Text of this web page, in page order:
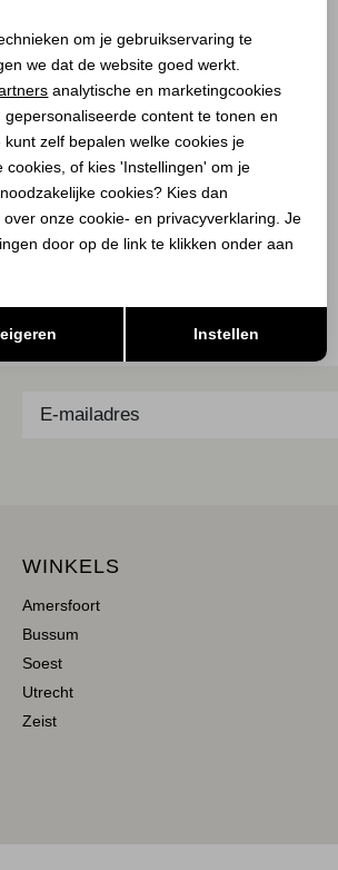
WINKELS
Amersfoort
Bussum
Soest
Utrecht
Zeist
Marketing cookies
om je gebruikservaring te
we dat de website goed werkt.
analytische en marketingcookies
content te tonen en
zelf bepalen welke cookies je
of kies 'Instellingen' om je
cookies? Kies dan
over onze cookie- en privacyverklaring. Je
door op de link te klikken onder aan
Instellen